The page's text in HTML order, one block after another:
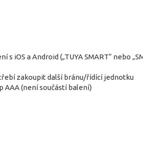
iOS a Android („TUYA SMART“ nebo
zakoupit další bránu/řídící jednotku
AAA (není součástí balení)